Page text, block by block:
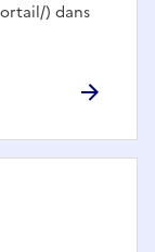
) dans